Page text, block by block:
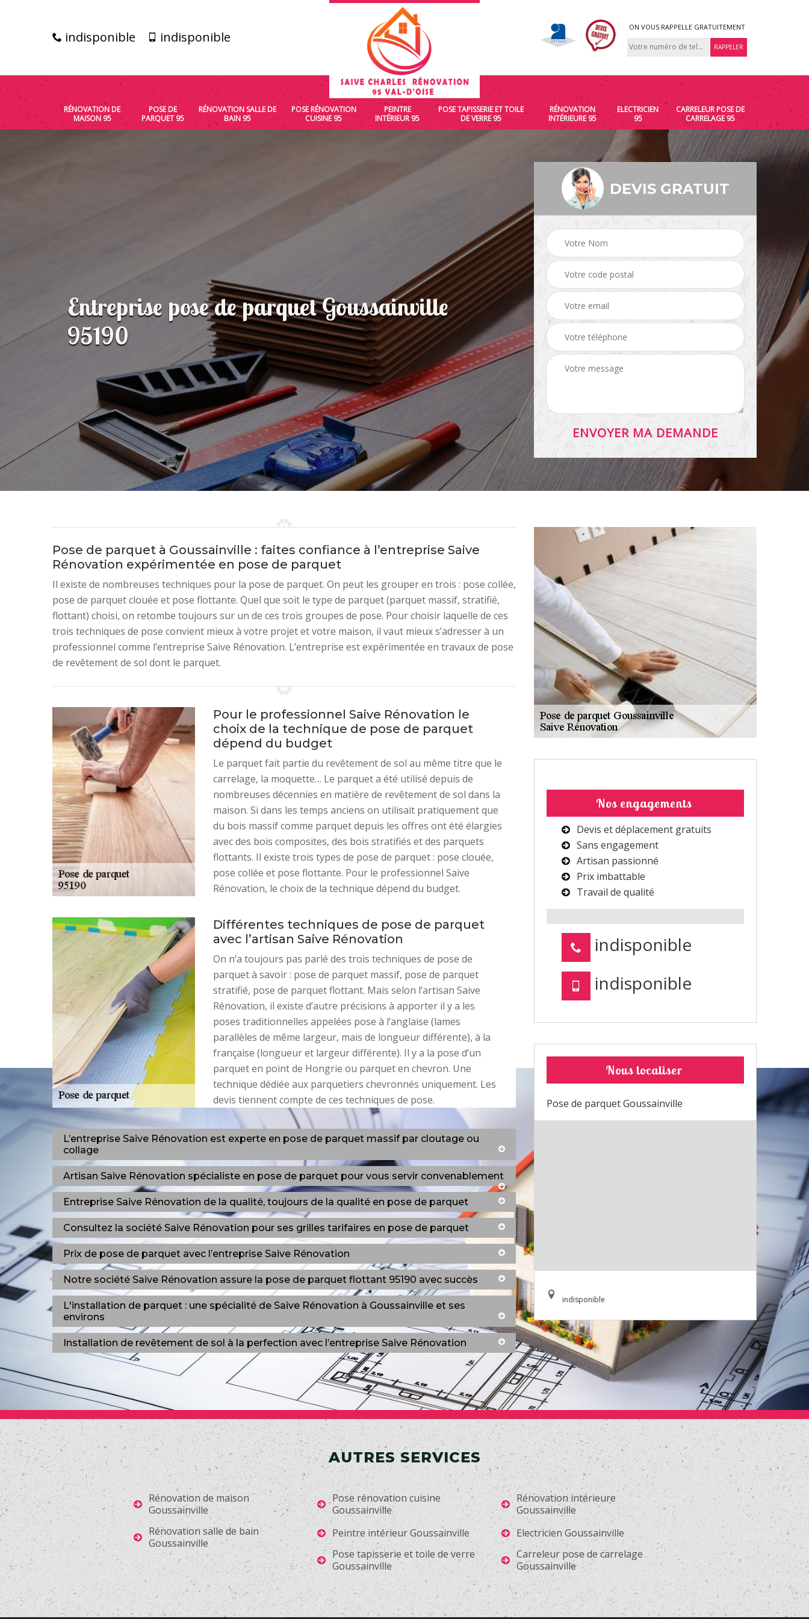
indisponible indisponible
ON VOUS RAPPELLE GRATUITEMENT
RÉNOVATION DE
MAISON 95
POSE DE
PARQUET 95
RÉNOVATION SALLE DE
BAIN 95
POSE RÉNOVATION
CUISINE 95
PEINTRE
INTÉRIEUR 95
POSE TAPISSERIE ET TOILE
DE VERRE 95
RÉNOVATION
INTÉRIEURE 95
ELECTRICIEN
95
CARRELEUR POSE DE
CARRELAGE 95
Entreprise pose de parquet Goussainville
95190
DEVIS GRATUIT
Pose de parquet à Goussainville : faites confiance à l’entreprise Saive
Rénovation expérimentée en pose de parquet
Il existe de nombreuses techniques pour la pose de parquet. On peut les grouper en trois : pose collée,
pose de parquet clouée et pose flottante. Quel que soit le type de parquet (parquet massif, stratifié,
flottant) choisi, on retombe toujours sur un de ces trois groupes de pose. Pour choisir laquelle de ces
trois techniques de pose convient mieux à votre projet et votre maison, il vaut mieux s’adresser à un
professionnel comme l’entreprise Saive Rénovation. L’entreprise est expérimentée en travaux de pose
de revêtement de sol dont le parquet.
Pour le professionnel Saive Rénovation le
choix de la technique de pose de parquet
dépend du budget
Le parquet fait partie du revêtement de sol au même titre que le
carrelage, la moquette… Le parquet a été utilisé depuis de
nombreuses décennies en matière de revêtement de sol dans la
maison. Si dans les temps anciens on utilisait pratiquement que
du bois massif comme parquet depuis les offres ont été élargies
avec des bois composites, des bois stratifiés et des parquets
flottants. Il existe trois types de pose de parquet : pose clouée,
pose collée et pose flottante. Pour le professionnel Saive
Rénovation, le choix de la technique dépend du budget.
Différentes techniques de pose de parquet
avec l’artisan Saive Rénovation
On n’a toujours pas parlé des trois techniques de pose de
parquet à savoir : pose de parquet massif, pose de parquet
stratifié, pose de parquet flottant. Mais selon l’artisan Saive
Rénovation, il existe d’autre précisions à apporter il y a les
poses traditionnelles appelées pose à l’anglaise (lames
parallèles de même largeur, mais de longueur différente), à la
française (longueur et largeur différente). Il y a la pose d’un
parquet en point de Hongrie ou parquet en chevron. Une
technique dédiée aux parquetiers chevronnés uniquement. Les
devis tiennent compte de ces techniques de pose.
L’entreprise Saive Rénovation est experte en pose de parquet massif par cloutage ou
collage
Artisan Saive Rénovation spécialiste en pose de parquet pour vous servir convenablement
Entreprise Saive Rénovation de la qualité, toujours de la qualité en pose de parquet
Consultez la société Saive Rénovation pour ses grilles tarifaires en pose de parquet
Prix de pose de parquet avec l’entreprise Saive Rénovation
Notre société Saive Rénovation assure la pose de parquet flottant 95190 avec succès
L'installation de parquet : une spécialité de Saive Rénovation à Goussainville et ses
environs
Installation de revêtement de sol à la perfection avec l’entreprise Saive Rénovation
Nos engagements
Devis et déplacement gratuits
Sans engagement
Artisan passionné
Prix imbattable
Travail de qualité
indisponible
indisponible
Nous localiser
Pose de parquet Goussainville
indisponible
AUTRES SERVICES
Rénovation de maison
Goussainville
Rénovation salle de bain
Goussainville
Pose rénovation cuisine
Goussainville
Peintre intérieur Goussainville
Pose tapisserie et toile de verre
Goussainville
Rénovation intérieure
Goussainville
Electricien Goussainville
Carreleur pose de carrelage
Goussainville